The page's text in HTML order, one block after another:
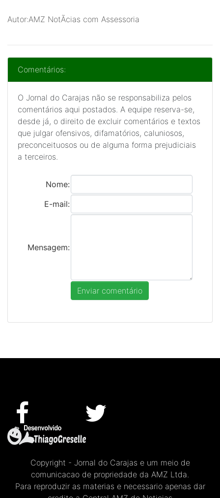
Autor:AMZ NotÃ­cias com Assessoria
Comentários:
O Jornal do Carajas não se responsabiliza pelos
comentários aqui postados. A equipe reserva-se,
desde já, o direito de excluir comentários e textos
que julgar ofensivos, difamatórios, caluniosos,
preconceituosos ou de alguma forma prejudiciais
a terceiros.
Nome:
E-mail:
Mensagem:
Copyright - Jornal do Carajas e um meio de
comunicacao de propriedade da AMZ Ltda.
Para reproduzir as materias e necessario apenas dar